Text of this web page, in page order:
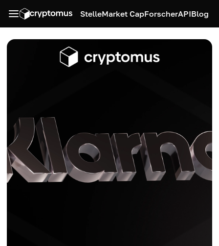
StelleMarket CapForscherAPIBlog